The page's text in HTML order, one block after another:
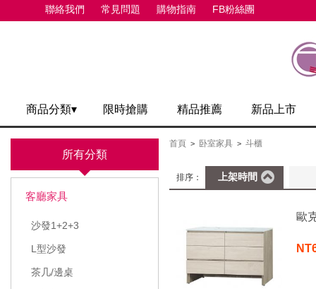
聯絡我們 常見問題 購物指南 FB粉絲團
商品分類▾ 限時搶購 精品推薦 新品上市
所有分類
客廳家具
沙發1+2+3
L型沙發
茶几/邊桌
首頁 > 卧室家具 > 斗櫃
排序： 上架時間
歐